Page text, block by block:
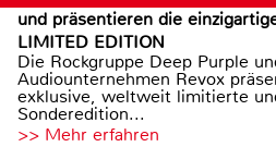
und präsentieren die
LIMITED EDITION
Die Rockgruppe Deep Purple
Audiounternehmen Revox
exklusive, weltweit limitierte
Sonderedition...
>> Mehr erfahren